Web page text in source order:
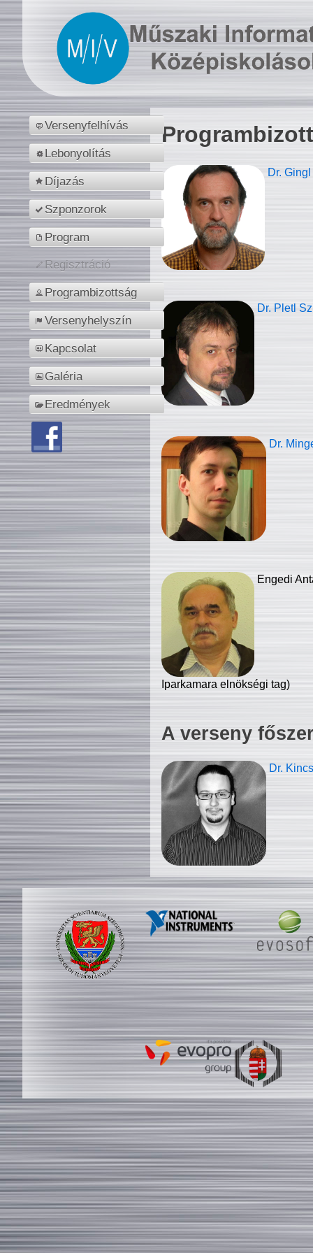
Versenyfelhívás
Lebonyolítás
Díjazás
Szponzorok
Program
Regisztráció
Programbizottság
Versenyhelyszín
Kapcsolat
Galéria
Eredmények
Dr.
Dr. Pletl
Dr.
Engedi
Iparkamara elnökségi tag)
A verseny
Dr.